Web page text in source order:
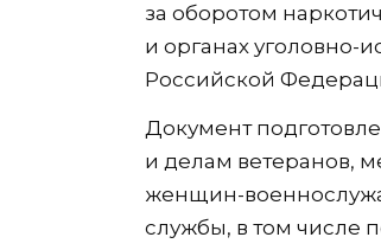
за оборотом
и органах уголовно-
Российской
Документ
и делам ветеранов,
женщин-
службы, в том числе